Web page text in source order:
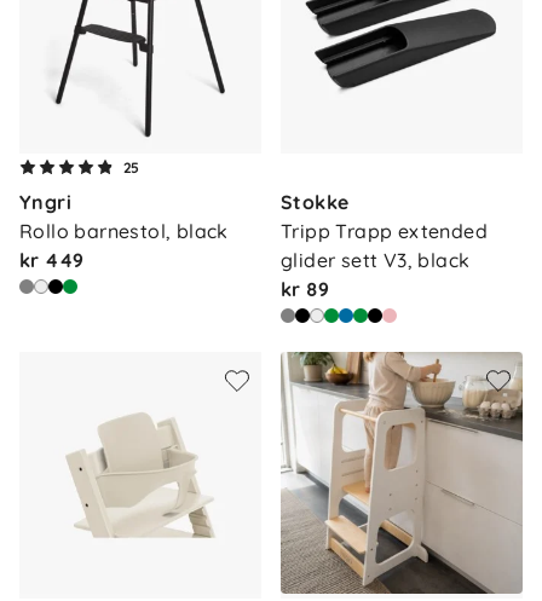
25
Yngri
Rollo barnestol, black
kr 449
Stokke
Tripp Trapp extended
glider sett V3, black
kr 89